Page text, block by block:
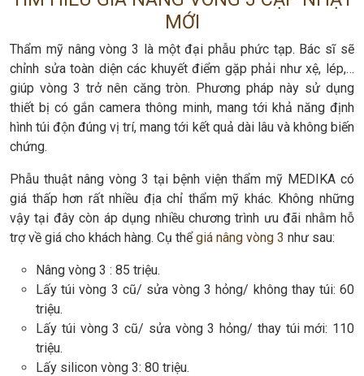
MỚI
Thẩm mỹ nâng vòng 3 là một đại phẫu phức tạp. Bác sĩ sẽ
chỉnh sửa toàn diện các khuyết điểm gặp phải như xệ, lép,…
giúp vòng 3 trở nên căng tròn. Phương pháp này sử dụng
thiết bị có gắn camera thông minh, mang tới khả năng định
hình túi độn đúng vị trí, mang tới kết quả dài lâu và không biến
chứng.
Phẫu thuật nâng vòng 3 tại bệnh viện thẩm mỹ MEDIKA có
giá thấp hơn rất nhiều địa chỉ thẩm mỹ khác. Không những
vậy tại đây còn áp dụng nhiều chương trình ưu đãi nhằm hỗ
trợ về giá cho khách hàng. Cụ thểgiá nâng vòng 3 như sau:
Nâng vòng 3 : 85 triệu.
Lấy túi vòng 3 cũ/ sửa vòng 3 hỏng/ không thay túi: 60
triệu.
Lấy túi vòng 3 cũ/ sửa vòng 3 hỏng/ thay túi mới: 110
triệu.
Lấy silicon vòng 3: 80 triệu.